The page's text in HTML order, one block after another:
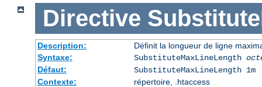
Directive
Description:
Définit la longueur de ligne
Syntaxe:
SubstituteMaxLineLength
Défaut:
SubstituteMaxLineLength 1m
Contexte:
répertoire, .htaccess